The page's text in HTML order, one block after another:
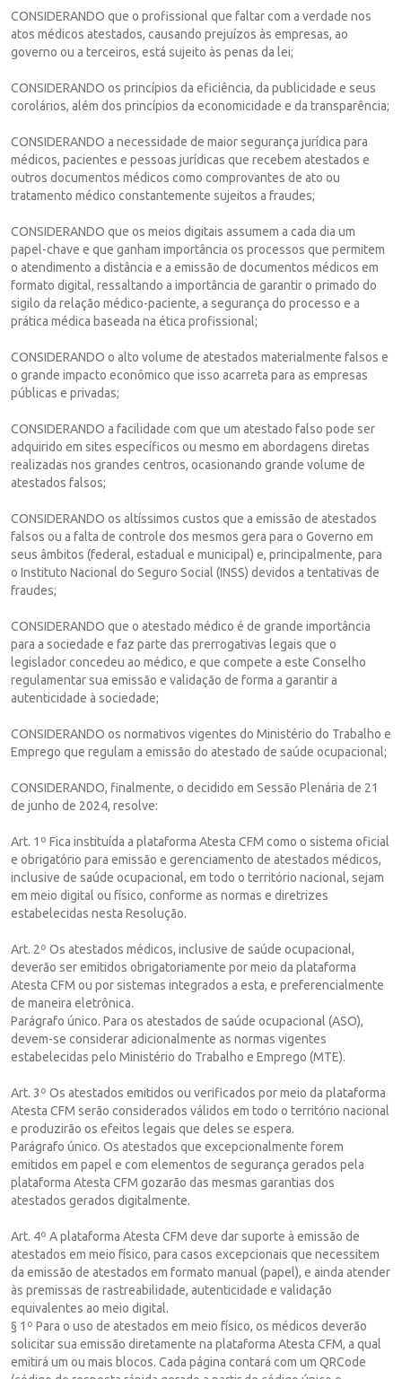
CONSIDERANDO que o profissional que faltar com a verdade nos
atos médicos atestados, causando prejuízos às empresas, ao
governo ou a terceiros, está sujeito às penas da lei;
CONSIDERANDO os princípios da eficiência, da publicidade e seus
corolários, além dos princípios da economicidade e da transparência;
CONSIDERANDO a necessidade de maior segurança jurídica para
médicos, pacientes e pessoas jurídicas que recebem atestados e
outros documentos médicos como comprovantes de ato ou
tratamento médico constantemente sujeitos a fraudes;
CONSIDERANDO que os meios digitais assumem a cada dia um
papel-chave e que ganham importância os processos que permitem
o atendimento a distância e a emissão de documentos médicos em
formato digital, ressaltando a importância de garantir o primado do
sigilo da relação médico-paciente, a segurança do processo e a
prática médica baseada na ética profissional;
CONSIDERANDO o alto volume de atestados materialmente falsos e
o grande impacto econômico que isso acarreta para as empresas
públicas e privadas;
CONSIDERANDO a facilidade com que um atestado falso pode ser
adquirido em sites específicos ou mesmo em abordagens diretas
realizadas nos grandes centros, ocasionando grande volume de
atestados falsos;
CONSIDERANDO os altíssimos custos que a emissão de atestados
falsos ou a falta de controle dos mesmos gera para o Governo em
seus âmbitos (federal, estadual e municipal) e, principalmente, para
o Instituto Nacional do Seguro Social (INSS) devidos a tentativas de
fraudes;
CONSIDERANDO que o atestado médico é de grande importância
para a sociedade e faz parte das prerrogativas legais que o
legislador concedeu ao médico, e que compete a este Conselho
regulamentar sua emissão e validação de forma a garantir a
autenticidade à sociedade;
CONSIDERANDO os normativos vigentes do Ministério do Trabalho e
Emprego que regulam a emissão do atestado de saúde ocupacional;
CONSIDERANDO, finalmente, o decidido em Sessão Plenária de 21
de junho de 2024, resolve:
Art. 1º Fica instituída a plataforma Atesta CFM como o sistema oficial
e obrigatório para emissão e gerenciamento de atestados médicos,
inclusive de saúde ocupacional, em todo o território nacional, sejam
em meio digital ou físico, conforme as normas e diretrizes
estabelecidas nesta Resolução.
Art. 2º Os atestados médicos, inclusive de saúde ocupacional,
deverão ser emitidos obrigatoriamente por meio da plataforma
Atesta CFM ou por sistemas integrados a esta, e preferencialmente
de maneira eletrônica.
Parágrafo único. Para os atestados de saúde ocupacional (ASO),
devem-se considerar adicionalmente as normas vigentes
estabelecidas pelo Ministério do Trabalho e Emprego (MTE).
Art. 3º Os atestados emitidos ou verificados por meio da plataforma
Atesta CFM serão considerados válidos em todo o território nacional
e produzirão os efeitos legais que deles se espera.
Parágrafo único. Os atestados que excepcionalmente forem
emitidos em papel e com elementos de segurança gerados pela
plataforma Atesta CFM gozarão das mesmas garantias dos
atestados gerados digitalmente.
Art. 4º A plataforma Atesta CFM deve dar suporte à emissão de
atestados em meio físico, para casos excepcionais que necessitem
da emissão de atestados em formato manual (papel), e ainda atender
às premissas de rastreabilidade, autenticidade e validação
equivalentes ao meio digital.
§ 1º Para o uso de atestados em meio físico, os médicos deverão
solicitar sua emissão diretamente na plataforma Atesta CFM, a qual
emitirá um ou mais blocos. Cada página contará com um QRCode